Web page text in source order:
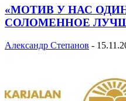
«МОТИВ У НАС
СОЛОМЕННОЕ
Александр Степанов -